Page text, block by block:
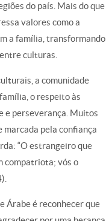
do país. Mais do que
valores como a
a família, transformando
culturas.
a comunidade
o respeito às
e perseverança. Muitos
pela confiança
“O estrangeiro que
compatriota; vós o
Árabe é reconhecer que